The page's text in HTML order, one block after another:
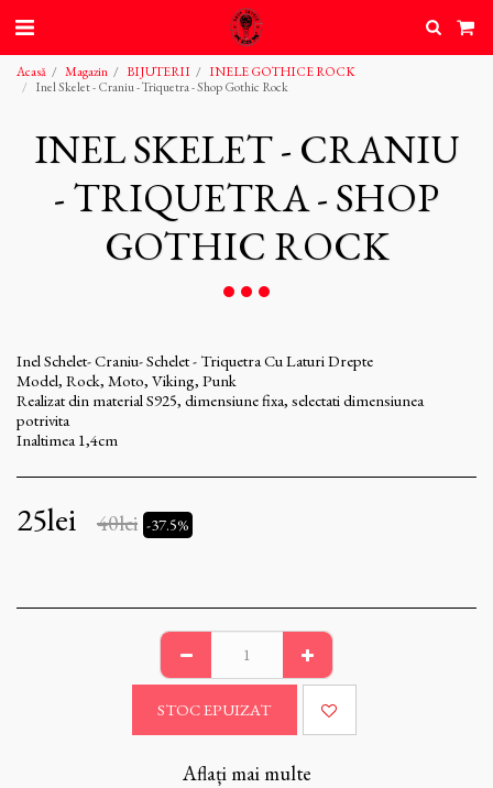
Acasă Magazin BIJUTERII
INELE GOTHICE ROCK
Inel Skelet - Craniu - Triquetra - Shop Gothic Rock
INEL SKELET - CRANIU
- TRIQUETRA - SHOP
GOTHIC ROCK
Inel Schelet- Craniu- Schelet - Triquetra Cu Laturi Drepte
Model, Rock, Moto, Viking, Punk
Realizat din material S925, dimensiune fixa, selectati dimensiunea
potrivita
Inaltimea 1,4cm
25lei 40lei -37.5%
STOC EPUIZAT
Aflați mai multe